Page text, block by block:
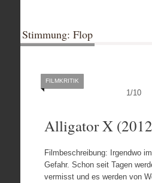
Stimmung: Flop
1/10
FILMKRITIK
Alligator X
Filmbeschreibung: Irgendwo
Gefahr. Schon seit Tagen
vermisst und es werden von